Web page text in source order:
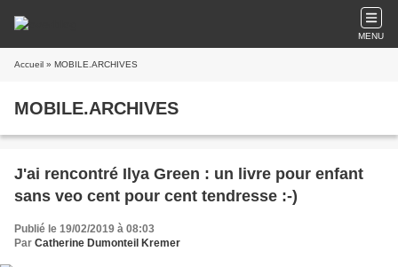
MENU
Accueil » MOBILE.ARCHIVES
MOBILE.ARCHIVES
J'ai rencontré Ilya Green : un livre pour enfant
sans veo cent pour cent tendresse :-)
Publié le 19/02/2019 à 08:03
Par Catherine Dumonteil Kremer